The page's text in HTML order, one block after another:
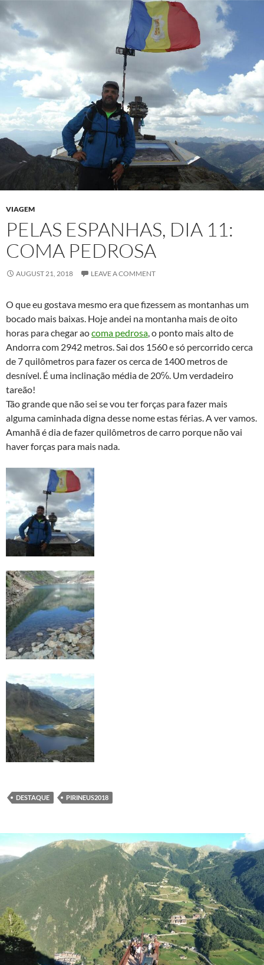
VIAGEM
PELAS ESPANHAS, DIA 11:
COMA PEDROSA
AUGUST 21, 2018 LEAVE A COMMENT
O que eu gostava mesmo era que fizessem as montanhas um
bocado mais baixas. Hoje andei na montanha mais de oito
horas para chegar aocoma pedrosa, o ponto mais alto de
Andorra com 2942 metros. Sai dos 1560 e só percorrido cerca
de 7 quilômetros para fazer os cerca de 1400 metros de
desnível. É uma inclinação média de 20℅. Um verdadeiro
tareão!
Tão grande que não sei se vou ter forças para fazer mais
alguma caminhada digna desse nome estas férias. A ver vamos.
Amanhã é dia de fazer quilômetros de carro porque não vai
haver forças para mais nada.
DESTAQUE PIRINEUS2018